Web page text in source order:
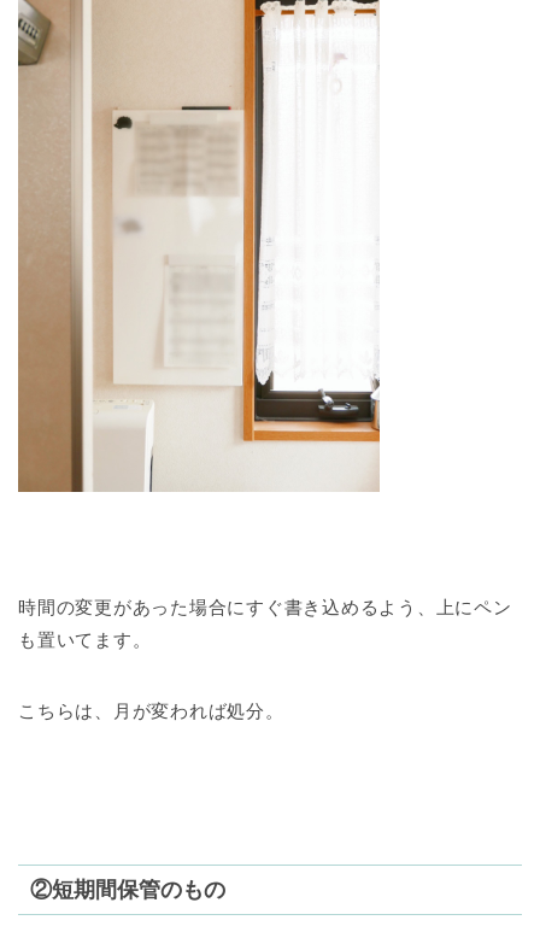
時間の変更があった場合にすぐ書き込めるよう、上にペン
も置いてます。
こちらは、月が変われば処分。
②短期間保管のもの